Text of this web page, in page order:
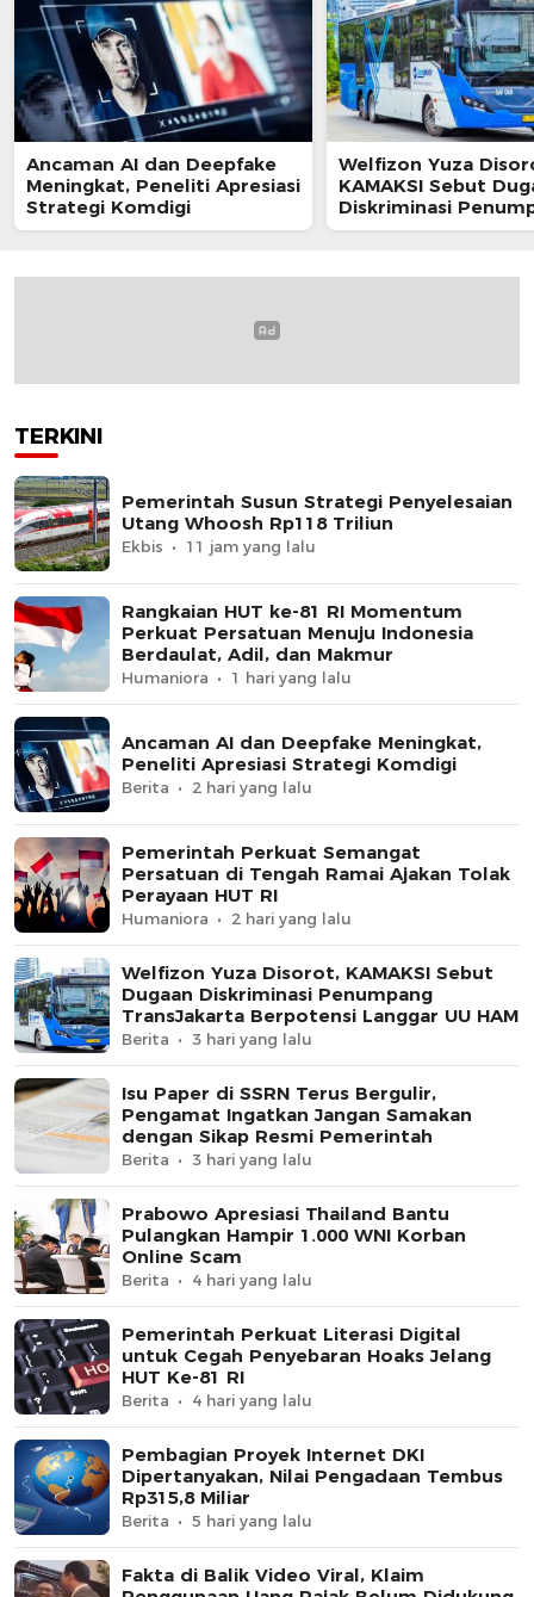
Ancaman AI dan Deepfake
Meningkat, Peneliti Apresiasi
Strategi Komdigi
Welfizon Yuza
KAMAKSI Sebut
Diskriminasi
TransJakarta
TERKINI
Pemerintah Susun Strategi Penyelesaian
Utang Whoosh Rp118 Triliun
Ekbis 11 jam yang lalu
Rangkaian HUT ke-81 RI Momentum
Perkuat Persatuan Menuju Indonesia
Berdaulat, Adil, dan Makmur
Humaniora 1 hari yang lalu
Ancaman AI dan Deepfake Meningkat,
Peneliti Apresiasi Strategi Komdigi
Berita 2 hari yang lalu
Pemerintah Perkuat Semangat
Persatuan di Tengah Ramai Ajakan Tolak
Perayaan HUT RI
Humaniora 2 hari yang lalu
Welfizon Yuza Disorot, KAMAKSI Sebut
Dugaan Diskriminasi Penumpang
TransJakarta Berpotensi Langgar UU HAM
Berita 3 hari yang lalu
Isu Paper di SSRN Terus Bergulir,
Pengamat Ingatkan Jangan Samakan
dengan Sikap Resmi Pemerintah
Berita 3 hari yang lalu
Prabowo Apresiasi Thailand Bantu
Pulangkan Hampir 1.000 WNI Korban
Online Scam
Berita 4 hari yang lalu
Pemerintah Perkuat Literasi Digital
untuk Cegah Penyebaran Hoaks Jelang
HUT Ke-81 RI
Berita 4 hari yang lalu
Pembagian Proyek Internet DKI
Dipertanyakan, Nilai Pengadaan Tembus
Rp315,8 Miliar
Berita 5 hari yang lalu
Fakta di Balik Video Viral, Klaim